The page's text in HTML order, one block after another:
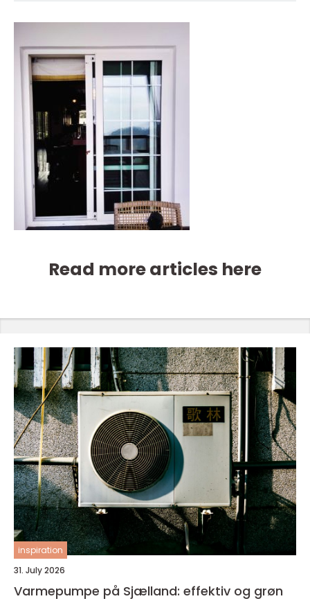
Read more articles here
inspiration
31. July 2026
Varmepumpe på Sjælland: effektiv og grøn